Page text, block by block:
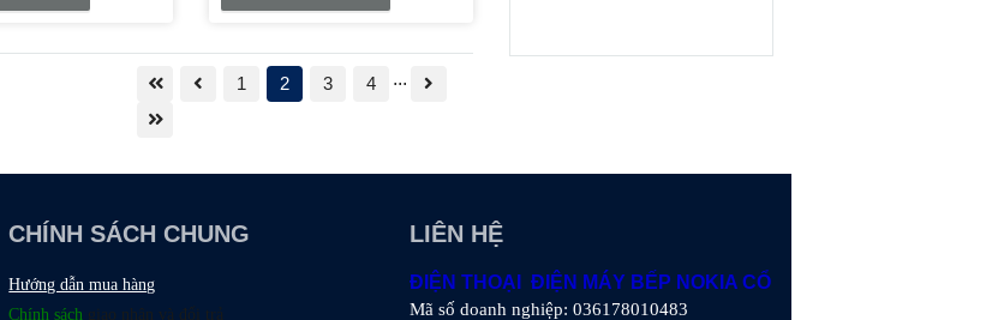
CHÍNH SÁCH CHUNG
Hướng dẫn mua hàng
Chính sách giao nhận và đổi trả
LIÊN HỆ
ĐIỆN THOẠI ĐIỆN MÁY BẾP NOKIA CỔ
Mã số doanh nghiệp: 036178010483
1 2 3 4 ...